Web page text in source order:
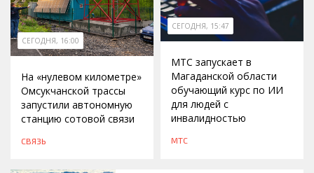
СЕГОДНЯ, 16:00
На «нулевом километре»
Омсукчанской трассы
запустили автономную
станцию сотовой связи
СВЯЗЬ
СЕГОДНЯ, 15:47
МТС запускает в
Магаданской области
обучающий курс по ИИ
для людей с
инвалидностью
МТС